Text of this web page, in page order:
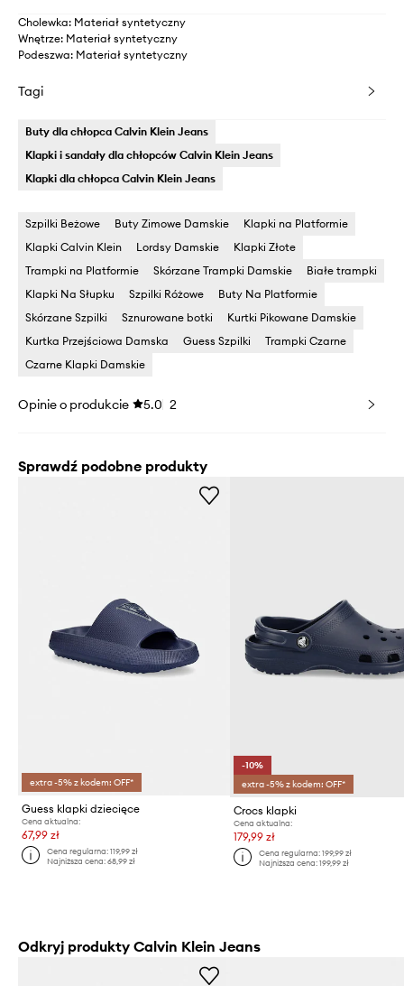
Cholewka: Materiał syntetyczny
Wnętrze: Materiał syntetyczny
Podeszwa: Materiał syntetyczny
Tagi
Buty dla chłopca Calvin Klein Jeans
Klapki i sandały dla chłopców Calvin Klein Jeans
Klapki dla chłopca Calvin Klein Jeans
Szpilki Beżowe Buty Zimowe Damskie
Klapki na Platformie
Klapki Calvin Klein
Lordsy Damskie
Klapki Złote
Trampki na Platformie
Skórzane Trampki Damskie
Białe trampki
Klapki Na Słupku
Szpilki Różowe
Buty Na Platformie
Skórzane Szpilki
Sznurowane botki
Kurtki Pikowane Damskie
Kurtka Przejściowa Damska
Guess Szpilki
Trampki Czarne
Czarne Klapki Damskie
Opinie o produkcie 5.0 2
Sprawdź podobne produkty
extra -5% z kodem: OFF*
Guess klapki dziecięce
Cena aktualna:
67,99 zł
Cena regularna:119,99 zł
Najniższa cena:68,99 zł
-10%
extra -5% z kodem: OFF*
Crocs klapki
Cena aktualna:
179,99 zł
Cena regularna: 199,99 zł
Najniższa cena: 199,99 zł
Odkryj produkty Calvin Klein Jeans